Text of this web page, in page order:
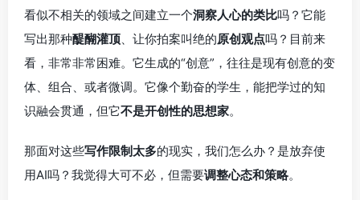
看似不相关的领域之间建立一个洞察人心的类比吗？它能
写出那种醍醐灌顶 、让你拍案叫绝的原创观点吗？目前来
看，非常非常困难。它生成的“创意”，往往是现有创意的变
体、组合、或者微调。它像个勤奋的学生，能把学过的知
识融会贯通，但它不是开创性的思想家。
那面对这些写作限制太多的现实，我们怎么办？是放弃使
用AI吗？我觉得大可不必，但需要调整心态和策略。